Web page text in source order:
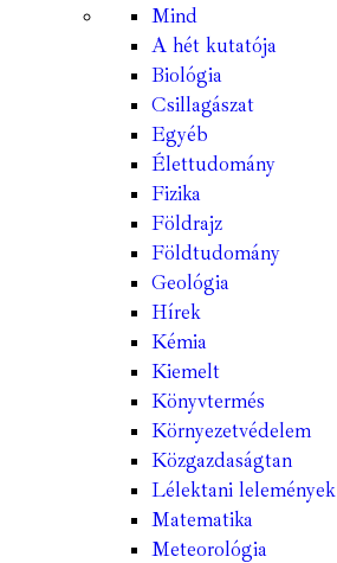
Mind
A hét kutatója
Biológia
Csillagászat
Egyéb
Élettudomány
Fizika
Földrajz
Földtudomány
Geológia
Hírek
Kémia
Kiemelt
Könyvtermés
Környezetvédelem
Közgazdaságtan
Lélektani lelemények
Matematika
Meteorológia